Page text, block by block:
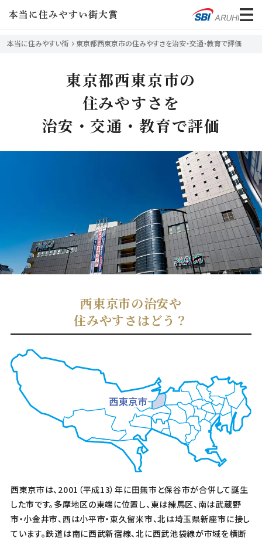
NU
本当に住みやすい街 東京都西東京市の住みやすさを治安・交通・教育で評価
東京都西東京市の
住みやすさを
治安・交通・教育で評価
西東京市の治安や
住みやすさはどう？
西東京市は、2001（平成13）年に田無市と保谷市が合併して誕生
した市です。多摩地区の東端に位置し、東は練馬区、南は武蔵野
市・小金井市、西は小平市・東久留米市、北は埼玉県新座市に接し
ています。鉄道は南に西武新宿線、北に西武池袋線が市域を横断